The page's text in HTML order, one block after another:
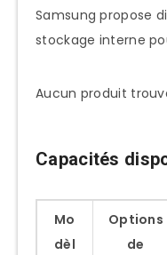
Samsung propose
stockage interne
Aucun produit
Capacités
Mo
dèl
Options
de